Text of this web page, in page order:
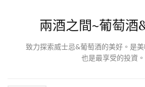
兩酒之間~葡萄酒
致力探索威士忌&葡萄酒的美好。是美
也是最享受的投資。